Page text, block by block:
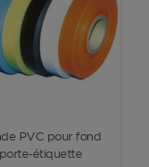
Voir plus
PVC pour fond
porte-étiquette